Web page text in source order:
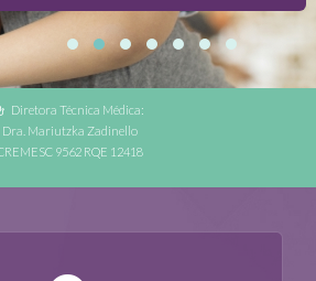
Diretora Técnica Médica:
Dra. Mariutzka Zadinello
9562 RQE 12418